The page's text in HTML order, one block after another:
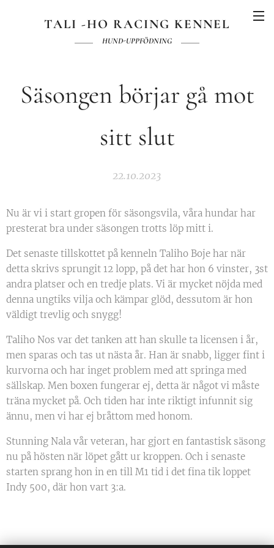
TALI -HO RACING KENNEL
HUND-UPPFÖDNING
Säsongen börjar gå mot
sitt slut
22.10.2023
Nu är vi i start gropen för säsongsvila, våra hundar har
presterat bra under säsongen trotts löp mitt i.
Det senaste tillskottet på kenneln Taliho Boje har när
detta skrivs sprungit 12 lopp, på det har hon 6 vinster, 3st
andra platser och en tredje plats. Vi är mycket nöjda med
denna ungtiks vilja och kämpar glöd, dessutom är hon
väldigt trevlig och snygg!
Taliho Nos var det tanken att han skulle ta licensen i år,
men sparas och tas ut nästa år. Han är snabb, ligger fint i
kurvorna och har inget problem med att springa med
sällskap. Men boxen fungerar ej, detta är något vi måste
träna mycket på. Och tiden har inte riktigt infunnit sig
ännu, men vi har ej bråttom med honom.
Stunning Nala vår veteran, har gjort en fantastisk säsong
nu på hösten när löpet gått ur kroppen. Och i senaste
starten sprang hon in en till M1 tid i det fina tik loppet
Indy 500, där hon vart 3:a.